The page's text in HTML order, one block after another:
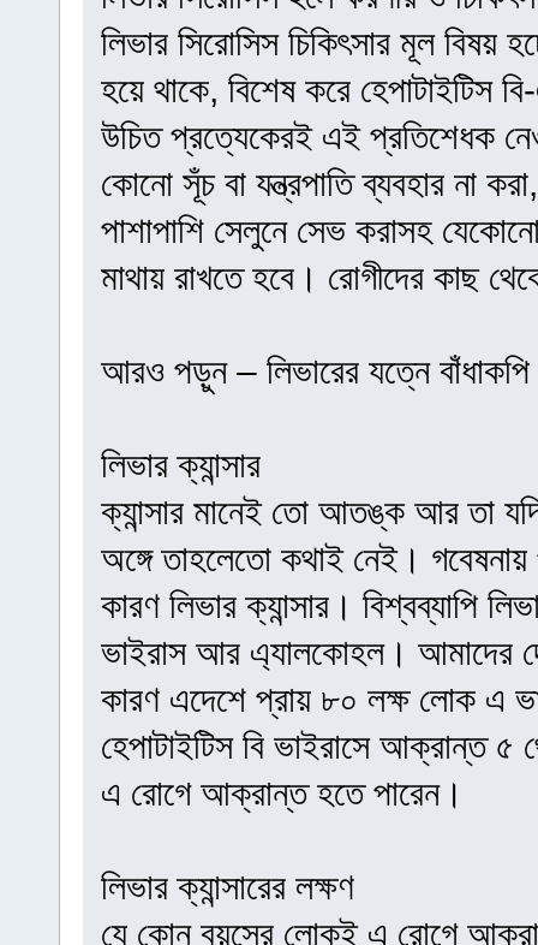
লিভার সিরোসিস চিকিৎসার মূল বিষয়
হয়ে থাকে, বিশেষ করে
উচিত প্রত্যেকেরই এই প্রতিশেধক
কোনো সূঁচ বা যন্ত্রপাতি ব্যবহার না
পাশাপাশি সেলুনে সেভ করাসহ
মাথায় রাখতে হবে। রোগীদের কাছ
আরও পড়ুন – লিভারের যত্নে
লিভার ক্যান্সার
ক্যান্সার মানেই তো আতঙ্ক আর তা
অঙ্গে তাহলেতো কথাই নেই। গবেষনায়
কারণ লিভার ক্যান্সার। বিশ্বব্যাপি
ভাইরাস আর এ্যালকোহল। আমাদের
কারণ এদেশে প্রায় ৮০ লক্ষ লোক এ
হেপাটাইটিস বি ভাইরাসে আক্রান্ত
এ রোগে আক্রান্ত হতে পারেন।
লিভার ক্যান্সারের লক্ষণ
যে কোন বয়সের লোকই এ রোগে